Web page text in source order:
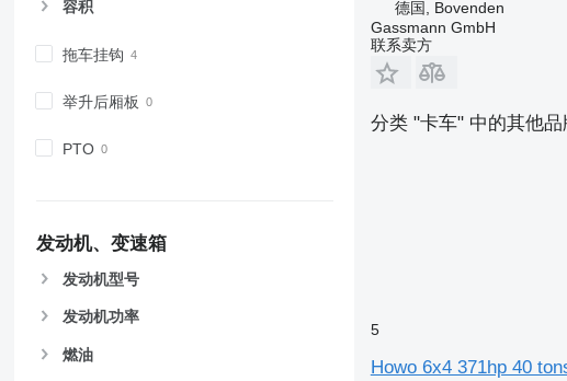
容积
拖车挂钩
举升后厢板
PTO
发动机、变速箱
发动机型号
发动机功率
燃油
德国, Bovenden
Gassmann GmbH
联系卖方
分类 "卡车" 中的其他品
5
Howo 6x4 371hp 40